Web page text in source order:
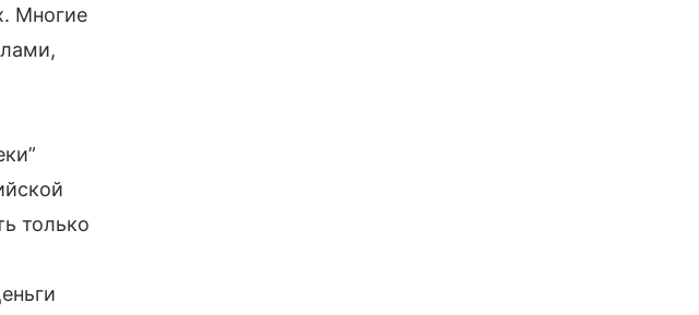
Многие
только